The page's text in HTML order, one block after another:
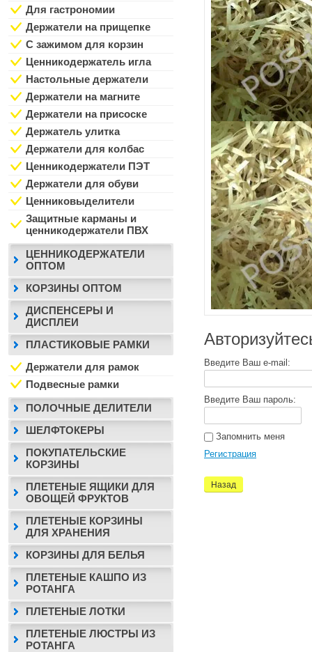
Введите Ваш e-mail:
Введите Ваш пароль:
Запомнить меня
Регистрация
Назад
Для гастрономии
Держатели на прищепке
С зажимом для корзин
Ценникодержатель игла
Настольные держатели
Держатели на магните
Держатели на присоске
Держатель улитка
Держатели для колбас
Ценникодержатели ПЭТ
Держатели для обуви
Ценниковыделители
Защитные карманы и
ценникодержатели ПВХ
ЦЕННИКОДЕРЖАТЕЛИ
ОПТОМ
КОРЗИНЫ ОПТОМ
ДИСПЕНСЕРЫ И
ДИСПЛЕИ
ПЛАСТИКОВЫЕ РАМКИ
Держатели для рамок
Подвесные рамки
ПОЛОЧНЫЕ ДЕЛИТЕЛИ
ШЕЛФТОКЕРЫ
ПОКУПАТЕЛЬСКИЕ
КОРЗИНЫ
ПЛЕТЕНЫЕ ЯЩИКИ ДЛЯ
ОВОЩЕЙ ФРУКТОВ
ПЛЕТЕНЫЕ КОРЗИНЫ
ДЛЯ ХРАНЕНИЯ
КОРЗИНЫ ДЛЯ БЕЛЬЯ
ПЛЕТЕНЫЕ КАШПО ИЗ
РОТАНГА
ПЛЕТЕНЫЕ ЛОТКИ
ПЛЕТЕНЫЕ ЛЮСТРЫ ИЗ
РОТАНГА